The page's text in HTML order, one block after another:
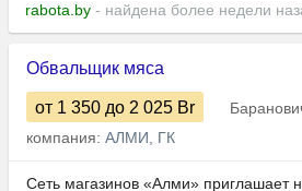
rabota.by - найдена более недели
Обвальщик мяса
от 1 350 до 2 025 Br
компания: АЛМИ, ГК
Сеть магазинов «Алми» приглашает